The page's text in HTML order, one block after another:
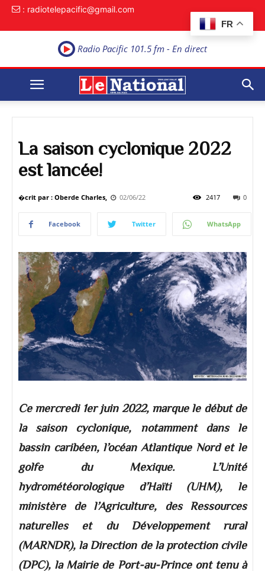
FR
: radiotelepacific@gmail.com
Radio Pacific 101.5 fm - En direct
La saison cyclonique 2022
est lancée!
�crit par : Oberde Charles, 02/06/22 0
2417
Facebook Twitter WhatsApp
Ce mercredi 1er juin 2022, marque le début de
la saison cyclonique, notamment dans le
bassin caribéen, l’océan Atlantique Nord et le
golfe du Mexique. L’Unité
hydrométéorologique d’Haïti (UHM), le
ministère de l’Agriculture, des Ressources
naturelles et du Développement rural
(MARNDR), la Direction de la protection civile
(DPC), la Mairie de Port-au-Prince ont tenu à